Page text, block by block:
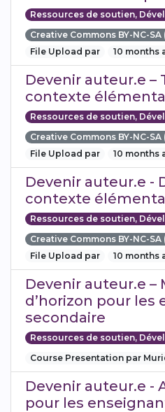
Ressources de soutien,
Creative Commons BY-NC-
File Upload par
10 months
Devenir auteur.e –
contexte
Ressources de soutien,
Creative Commons BY-NC-
File Upload par
10 months
Devenir auteur.e -
contexte
Ressources de soutien,
Creative Commons BY-NC-
File Upload par
10 months
Devenir auteur.e –
d’horizon pour
secondaire
Ressources de soutien,
Course Presentation par
Devenir auteur.e -
pour les